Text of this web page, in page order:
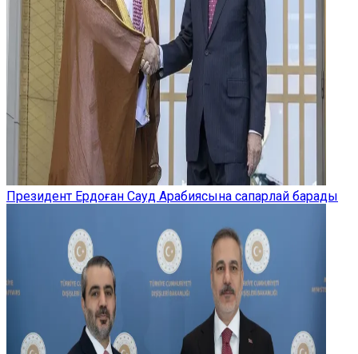
Президент Ердоған Сауд Арабиясына сапарлай барады